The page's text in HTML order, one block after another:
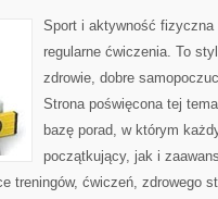
Sport i aktywność
regularne ćwiczenia. To
zdrowie, dobre
Strona poświęcona tej
bazę porad, w którym
początkujący, jak i
treningów, ćwiczeń, zdrowego